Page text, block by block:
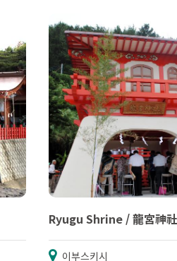
Ryugu Shrine / 龍宮神社
이부스키시